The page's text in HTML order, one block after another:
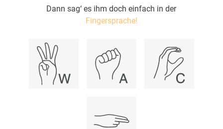
Dann sag‘ es ihm doch einfach in der
Fingersprache!